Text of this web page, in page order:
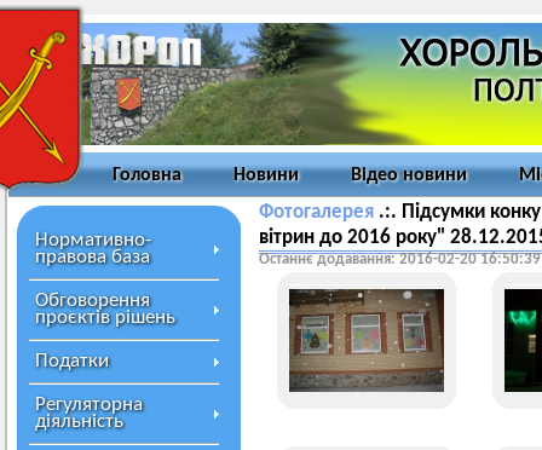
Головна Новини Відео новини
Нормативно-
правова база
Обговорення
проєктів рішень
Податки
Регуляторна
діяльність
Фотогалерея .:. Підсумки
вітрин до 2016 року"
Останнє додавання: 2016-02-20 16:50:39